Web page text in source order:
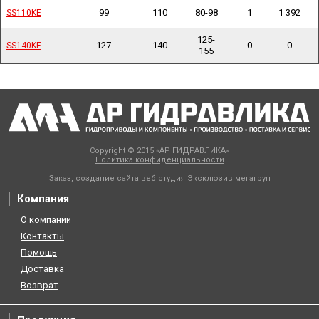
SS110KE 99 110 80-98 1 1 392
SS140KE 127 140
125-
155
0 0
SS110KE
SS140KE
Copyright © 2015 «АР ГИДРАВЛИКА»
Политика конфиденциальности
Заказ, создание сайта веб студия Эксклюзив мегагруп
Компания
О компании
Контакты
Помощь
Доставка
Возврат